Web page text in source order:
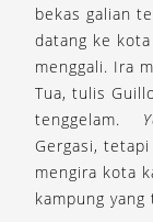
bekas galian
datang ke
menggali. Ira
Tua, tulis
tenggelam.
Gergasi,
mengira kota
kampung